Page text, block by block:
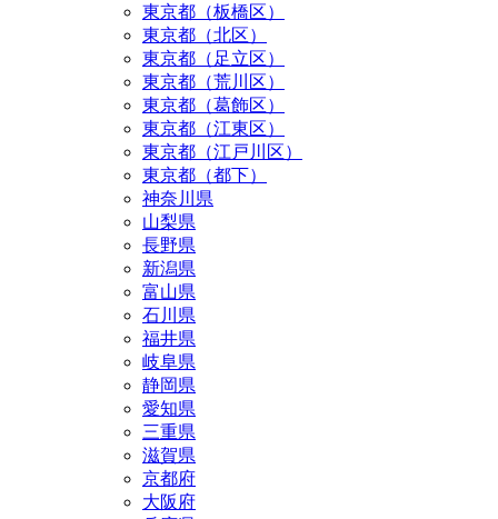
東京都（板橋区）
東京都（北区）
東京都（足立区）
東京都（荒川区）
東京都（葛飾区）
東京都（江東区）
東京都（江戸川区）
東京都（都下）
神奈川県
山梨県
長野県
新潟県
富山県
石川県
福井県
岐阜県
静岡県
愛知県
三重県
滋賀県
京都府
大阪府